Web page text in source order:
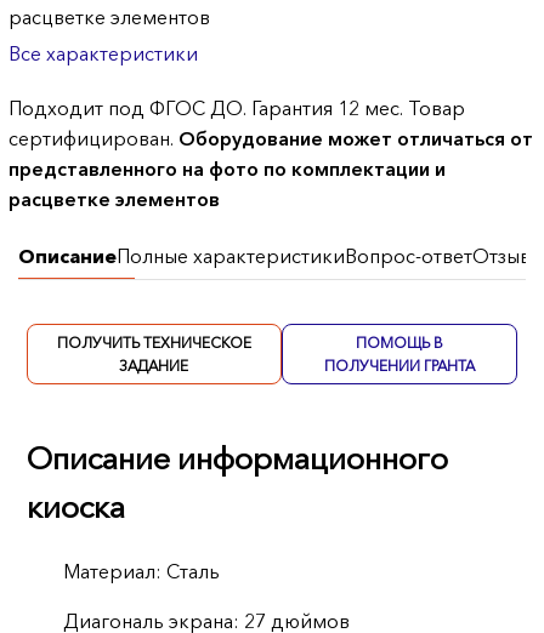
расцветке элементов
Все характеристики
Подходит под ФГОС ДО. Гарантия 12 мес. Товар
сертифицирован. Оборудование может отличаться от
представленного на фото по комплектации и
расцветке элементов
ОписаниеПолные характеристикиВопрос-ответОтзывы
ПОЛУЧИТЬ ТЕХНИЧЕСКОЕ
ЗАДАНИЕ
ПОМОЩЬ В
ПОЛУЧЕНИИ ГРАНТА
Описание информационного
киоска
Материал: Сталь
Диагональ экрана: 27 дюймов